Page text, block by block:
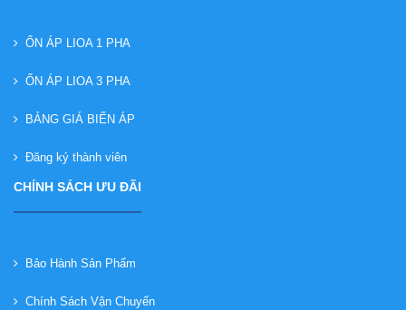
ỔN ÁP LIOA 1 PHA
ỔN ÁP LIOA 3 PHA
BẢNG GIÁ BIẾN ÁP
Đăng ký thành viên
CHÍNH SÁCH ƯU ĐÃI
Bảo Hành Sản Phẩm
Chính Sách Vận Chuyển